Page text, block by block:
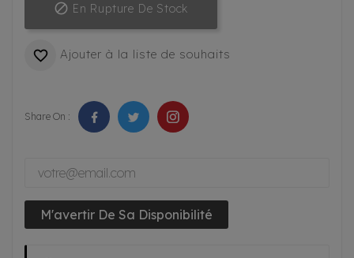
 En Rupture De Stock
 Ajouter à la liste de souhaits
Share On :
M'avertir De Sa Disponibilité